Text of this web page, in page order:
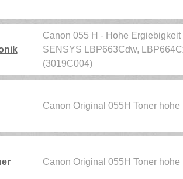
Canon 055 H - Hohe
SENSYS LBP663Cdw,
(3019C004)
Canon Original 055H Toner
Canon Original 055H Toner